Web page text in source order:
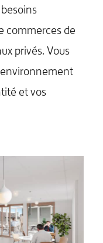
commerces de
privés. Vous
environnement
et vos